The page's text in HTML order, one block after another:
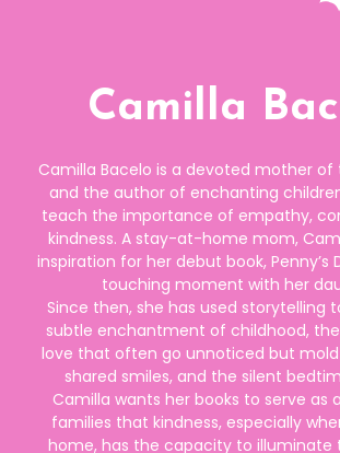
Camilla
Camilla Bacelo is a devoted mother of
and the author of enchanting
teach the importance of empathy,
kindness. A stay-at-home mom,
inspiration for her debut book, Penny’s
touching moment with her
Since then, she has used storytelling
subtle enchantment of childhood,
love that often go unnoticed but
shared smiles, and the silent
Camilla wants her books to serve as
families that kindness, especially
home, has the capacity to illuminate